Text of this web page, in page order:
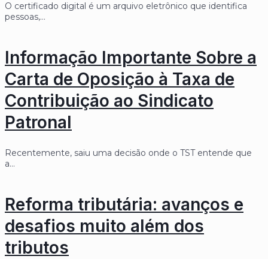
O certificado digital é um arquivo eletrônico que identifica
pessoas,…
Informação Importante Sobre a
Carta de Oposição à Taxa de
Contribuição ao Sindicato
Patronal
Recentemente, saiu uma decisão onde o TST entende que
a…
Reforma tributária: avanços e
desafios muito além dos
tributos